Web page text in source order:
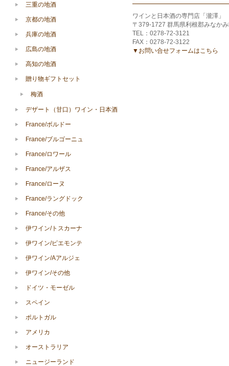
ワインと日本酒の専門店「瀧澤」
〒379-1727 群馬県利根郡みなか
TEL：0278-72-3121
FAX：0278-72-3122
▼お問い合せフォームはこちら
三重の地酒
京都の地酒
兵庫の地酒
広島の地酒
高知の地酒
贈り物ギフトセット
梅酒
デザート（甘口）ワイン・日本酒
France/ボルドー
France/ブルゴーニュ
France/ロワール
France/アルザス
France/ローヌ
France/ラングドック
France/その他
伊ワイン/トスカーナ
伊ワイン/ピエモンテ
伊ワイン/Aアルジェ
伊ワイン/その他
ドイツ・モーゼル
スペイン
ポルトガル
アメリカ
オーストラリア
ニュージーランド